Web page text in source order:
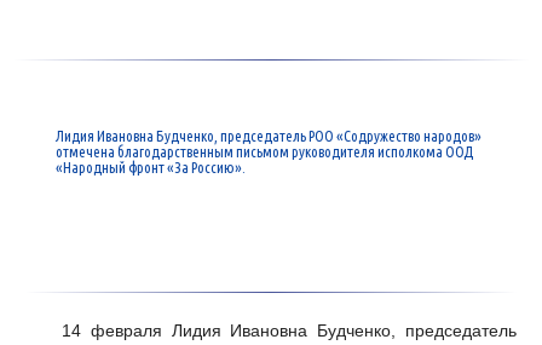
Лидия Ивановна Будченко, председатель РОО «Содружество народов»
отмечена благодарственным письмом руководителя исполкома ООД
«Народный фронт «За Россию».
14 февраля Лидия Ивановна Будченко, председатель